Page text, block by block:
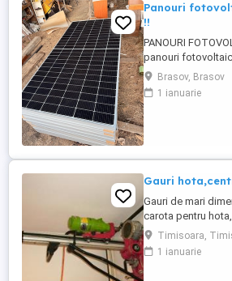
Panouri
!!
PANOURI
panouri
monocrystalline
nefolosite, sigilate.
pentru sisteme
Brasov, Brasov
1 ianuarie
Gauri
Gauri de mari
carota pentru
scurgeri,traversari,
250mm diametru
Deplasare in Timis.
Timisoara,
1 ianuarie